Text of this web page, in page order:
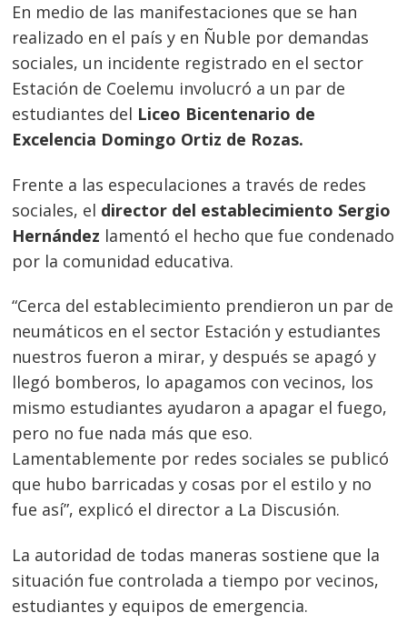
En medio de las manifestaciones que se han
realizado en el país y en Ñuble por demandas
sociales, un incidente registrado en el sector
Estación de Coelemu involucró a un par de
estudiantes del Liceo Bicentenario de
Excelencia Domingo Ortiz de Rozas.
Frente a las especulaciones a través de redes
sociales, el director del establecimiento Sergio
Hernández lamentó el hecho que fue condenado
por la comunidad educativa.
“Cerca del establecimiento prendieron un par de
neumáticos en el sector Estación y estudiantes
nuestros fueron a mirar, y después se apagó y
llegó bomberos, lo apagamos con vecinos, los
mismo estudiantes ayudaron a apagar el fuego,
pero no fue nada más que eso.
Lamentablemente por redes sociales se publicó
que hubo barricadas y cosas por el estilo y no
fue así”, explicó el director a La Discusión.
La autoridad de todas maneras sostiene que la
situación fue controlada a tiempo por vecinos,
estudiantes y equipos de emergencia.